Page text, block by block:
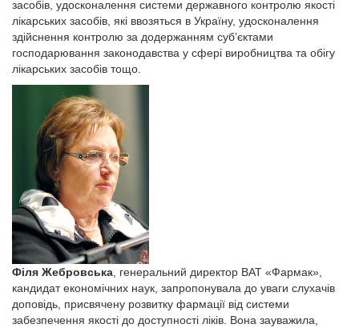
засобів, удосконалення системи державного контролю якості
лікарських засобів, які ввозяться в Україну, удосконалення
здійснення контролю за додержанням суб’єктами
господарювання законодавства у сфері виробництва та обігу
лікарських засобів тощо.
Філя Жебровська, генеральний директор ВАТ «Фармак»,
кандидат економічних наук, запропонувала до уваги слухачів
доповідь, присвячену розвитку фармації від системи
забезпечення якості до доступності ліків. Вона зауважила,